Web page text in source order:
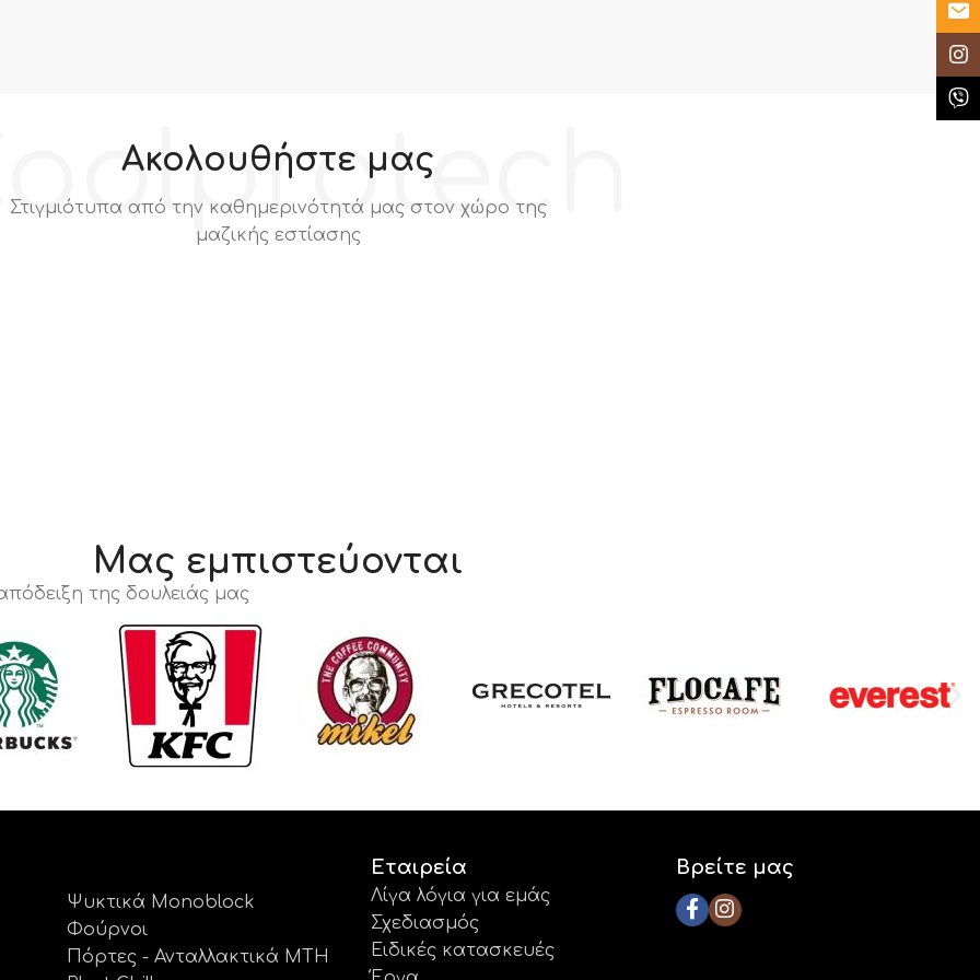
Ακολουθήστε μας
Στιγμιότυπα από την καθημερινότητά μας στον χώρο της
μαζικής εστίασης
Μας εμπιστεύονται
της δουλειάς μας
Ψυκτικά Monoblock
Φούρνοι
Πόρτες - Ανταλλακτικά MTH
Εταιρεία
Λίγα λόγια για εμάς
Σχεδιασμός
Ειδικές κατασκευές
Βρείτε μας
Email